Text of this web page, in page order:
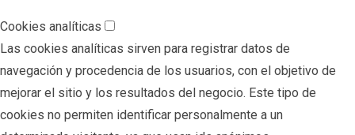
Cookies analíticas
Las cookies analíticas sirven para registrar datos de
navegación y procedencia de los usuarios, con el objetivo de
mejorar el sitio y los resultados del negocio. Este tipo de
cookies no permiten identificar personalmente a un